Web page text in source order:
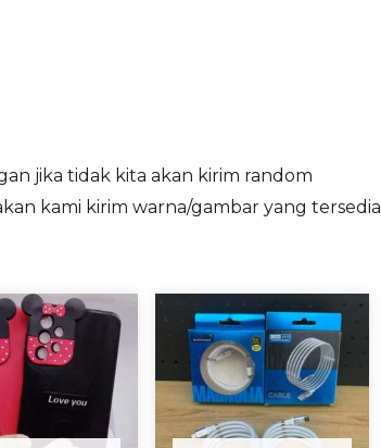
jika tidak kita akan kirim random
kami kirim warna/gambar yang tersedia